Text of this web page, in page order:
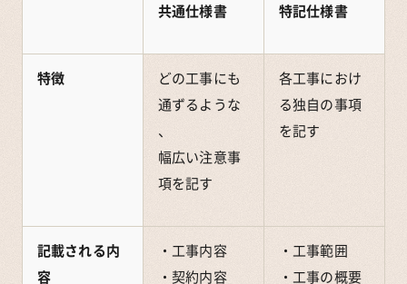
共通仕様書 特記仕様書
特徴
どの工事にも
通ずるような
、
幅広い注意事
項を記す
各工事におけ
る独自の事項
を記す
記載される内
容
・工事内容
・契約内容
・工事範囲
・工事の概要